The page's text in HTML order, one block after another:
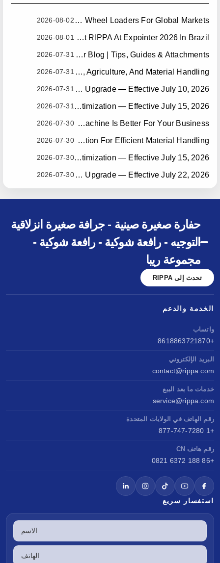
2026-08-02 China Leading Mini Wheel Loader Supplier: Reliable Compact Wheel Loaders For Global Markets
2026-08-01 Meet RIPPA At Expointer 2026 In Brazil
2026-07-31 Wheel Loader Blog | Tips, Guides & Attachments
2026-07-31 Wheel Loader Blog: The Complete Guide To Wheel Loaders For Construction, Agriculture, And Material Handling
2026-07-31 RIPPA RS06-3 Radiator And Fan Upgrade — Effective July 10, 2026
2026-07-31 RIPPA RS06-3 Boom Welding Locating Bar Optimization — Effective July 15, 2026
2026-07-30 Mini Wheel Loader Vs Skid Steer Loader: Which Compact Machine Is Better For Your Business?
2026-07-30 Mini Wheel Loader: A Compact Solution For Efficient Material Handling
2026-07-30RIPPA R10 Bucket Cylinder Dimension Optimization — Effective July 15, 2026
2026-07-30 RIPPA R10/R06 Seat Safety System Upgrade — Effective July 22, 2026
حفارة صغيرة صينية - جرافة صغيرة انزلاقية
التوجيه - رافعة شوكية - رافعة شوكية -
مجموعة ريبا
تحدث إلى RIPPA
الخدمة والدعم
واتساب
+8618863721870
البريد الإلكتروني
contact@rippa.com
خدمات ما بعد البيع
service@rippa.com
رقم الهاتف في الولايات المتحدة
+1 877-747-7280
رقم هاتف CN
+86 188 6372 0821
استفسار سريع